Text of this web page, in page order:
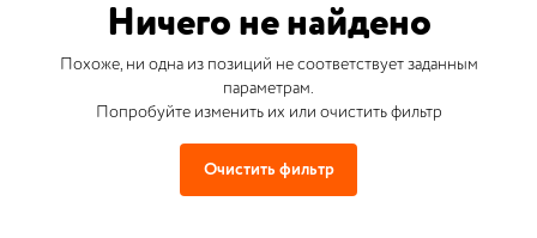
Ничего не найдено
Похоже, ни одна из позиций не соответствует заданным
параметрам.
Попробуйте изменить их или очистить фильтр
Очистить фильтр